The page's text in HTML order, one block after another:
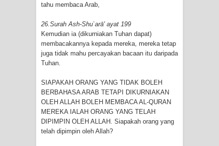
tahu membaca Arab,
26.Surah Ash-Shu`arā' ayat 199
Kemudian ia (dikurniakan Tuhan dapat)
membacakannya kepada mereka, mereka tetap
juga tidak mahu percayakan bacaan itu daripada
Tuhan.
SIAPAKAH ORANG YANG TIDAK BOLEH
BERBAHASA ARAB TETAPI DIKURNIAKAN
OLEH ALLAH BOLEH MEMBACA AL-QURAN
MEREKA IALAH ORANG YANG TELAH
DIPIMPIN OLEH ALLAH. Siapakah orang yang
telah dipimpin oleh Allah?